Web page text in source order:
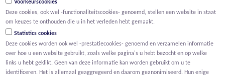
Voorkeurscookies
Deze cookies, ook wel -functionaliteitscookies- genoemd, stellen een website in staat
om keuzes te onthouden die u in het verleden hebt gemaakt.
Statistics cookies
Deze cookies worden ook wel -prestatiecookies- genoemd en verzamelen informatie
over hoe u een website gebruikt, zoals welke pagina's u hebt bezocht en op welke
links u hebt geklikt. Geen van deze informatie kan worden gebruikt om u te
identificeren. Het is allemaal geaggregeerd en daarom geanonimiseerd. Hun enige